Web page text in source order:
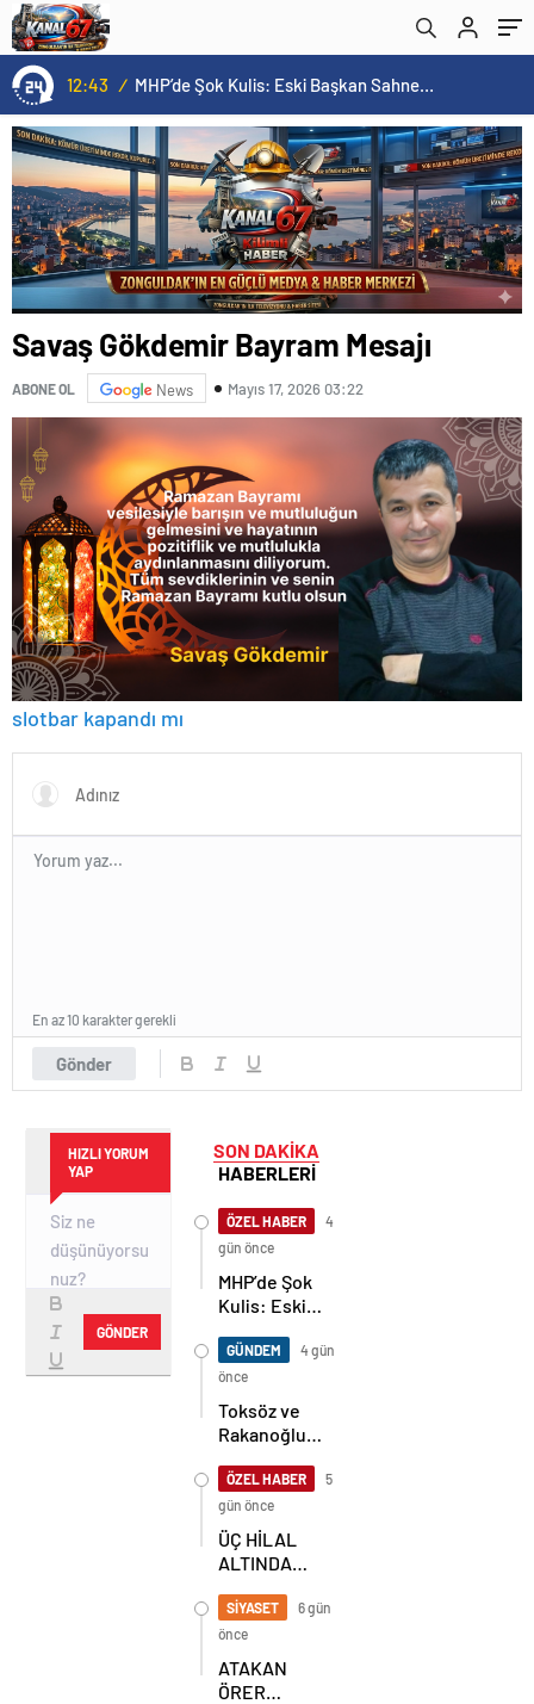
12:43 / MHP’de Şok Kulis: Eski Başkan Sahnede! Korkmaz Yol Vermiyor
Savaş Gökdemir Bayram Mesajı
ABONE OL News Mayıs 17, 2026 03:22
slotbar kapandı mı
Gönder
En az 10 karakter gerekli
HIZLI YORUM
YAP
GÖNDER
SON DAKİKA
HABERLERİ
ÖZEL HABER
4
gün önce
MHP’de Şok
Kulis: Eski
Sahnede!
Korkmaz Yol
Vermiyor
GÜNDEM
4 gün
önce
Toksöz ve
Rakanoğlu
Acı Günü
ÖZEL HABER
5
gün önce
ÜÇ HİLAL
ALTINDA
BULUŞMA!
SEKİZ İL
BAŞKANI
BİR ARADA
SİYASET
6 gün
önce
ATAKAN
ÖRER